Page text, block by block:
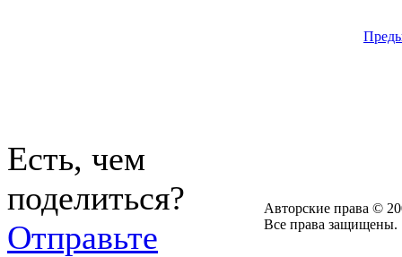
Есть, чем
поделиться?
Отправьте
Авторские права ©
Все права защищены.